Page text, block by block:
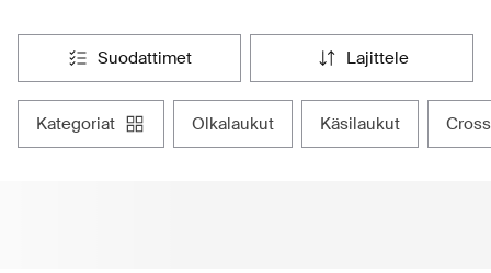
suodattimet lajittele
kategoriat olkalaukut käsilaukut